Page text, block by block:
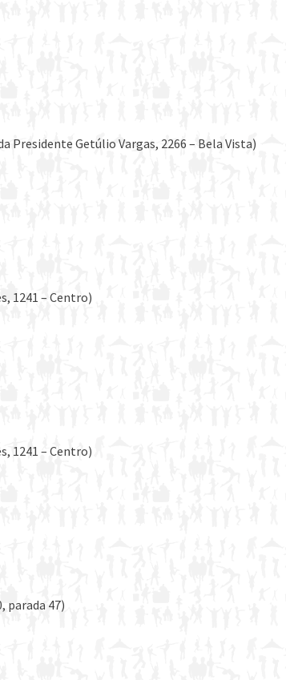
Presidente Getúlio Vargas, 2266 – Bela Vista)
1241 – Centro)
1241 – Centro)
parada 47)